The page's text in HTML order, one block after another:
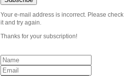
Your e-mail address is incorrect. Please check
it and try again.
Thanks for your subscription!